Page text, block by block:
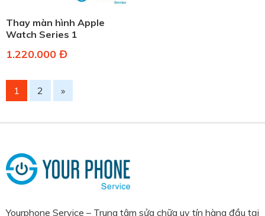
Thay màn hình Apple
Watch Series 1
1.220.000 Đ
1 2 »
Yourphone Service – Trung tâm sửa chữa uy tín hàng đầu tại